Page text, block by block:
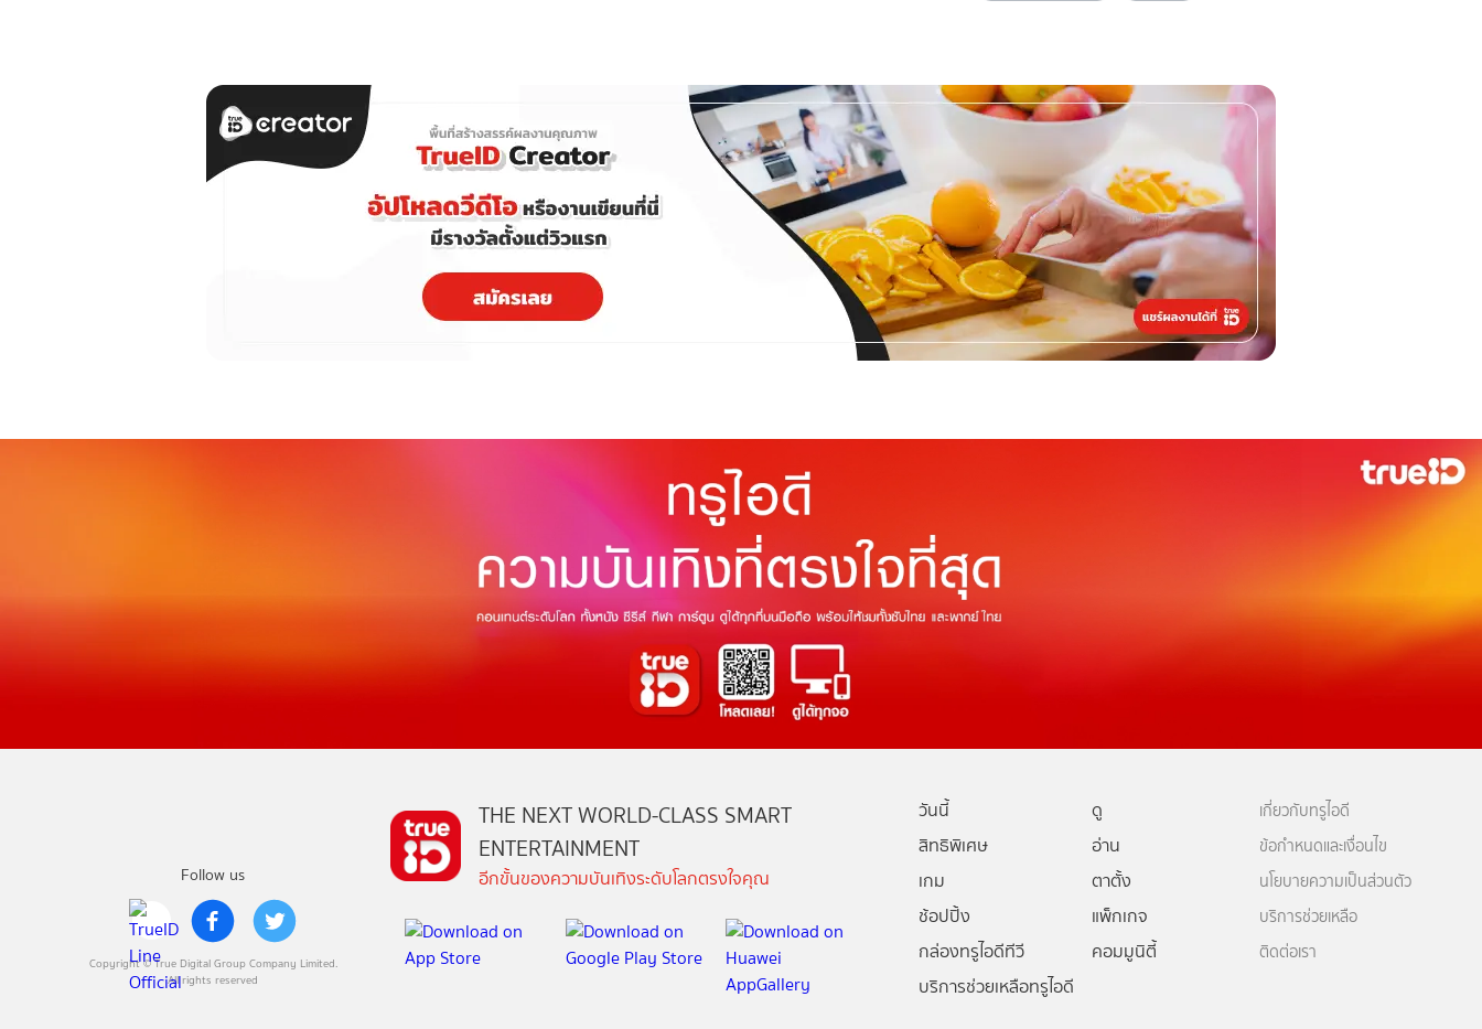
Follow us
Copyright © True Digital Group Company Limited.
All rights reserved
THE NEXT WORLD-CLASS SMART
ENTERTAINMENT
อีกขั้นของความบันเทิงระดับโลกตรงใจคุณ
วันนี้
ดู
สิทธิพิเศษ
อ่าน
เกม
ตาตั้ง
ช้อปปิ้ง
แพ็กเกจ
กล่องทรูไอดีทีวี
คอมมูนิตี้
บริการช่วยเหลือทรูไอดี
เกี่ยวกับทรูไอดี
ข้อกำหนดและเงื่อนไข
นโยบายความเป็นส่วนตัว
บริการช่วยเหลือ
ติดต่อเรา